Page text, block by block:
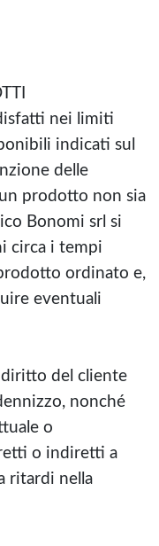
nei limiti
indicati sul
delle
prodotto non sia
Bonomi srl si
circa i tempi
ordinato e,
eventuali
diritto del cliente
nonché
o
o indiretti a
ritardi nella